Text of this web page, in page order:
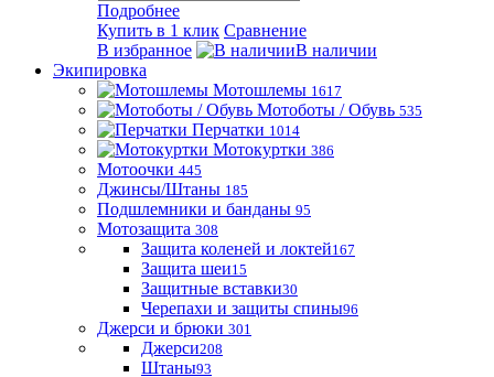
Подробнее
Купить в 1 клик Сравнение
В избранное
В наличии
Экипировка
Мотошлемы 1617
Мотоботы / Обувь 535
Перчатки 1014
Мотокуртки 386
Мотоочки 445
Джинсы/Штаны 185
Подшлемники и банданы 95
Мотозащита 308
Защита коленей и локтей167
Защита шеи15
Защитные вставки30
Черепахи и защиты спины96
Джерси и брюки 301
Джерси208
Штаны93